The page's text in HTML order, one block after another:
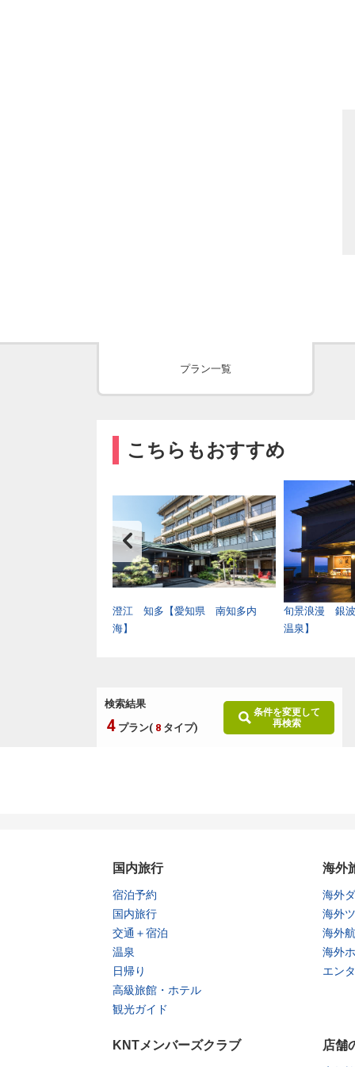
検索結果
4 プラン( 8 タイプ)
条件を変更して
再検索
プラン一覧
こちらもおすすめ
澄江 知多【愛知県 南知多内
海】
旬景浪漫 銀
温泉】
国内旅行
宿泊予約
国内旅行
交通＋宿泊
温泉
日帰り
高級旅館・ホテル
観光ガイド
海外
海外
海外
海外
海外
エン
KNTメンバーズクラブ 店舗